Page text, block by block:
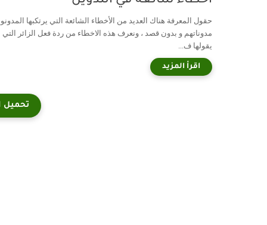
حقول المعرفة هناك العديد من الأخطاء الشائعة التي يرتكبها
مدوناتهم و بدون قصد ، ونعرف هذه الاخطاء من ردة فعل الزائر التي
يقولها ف...